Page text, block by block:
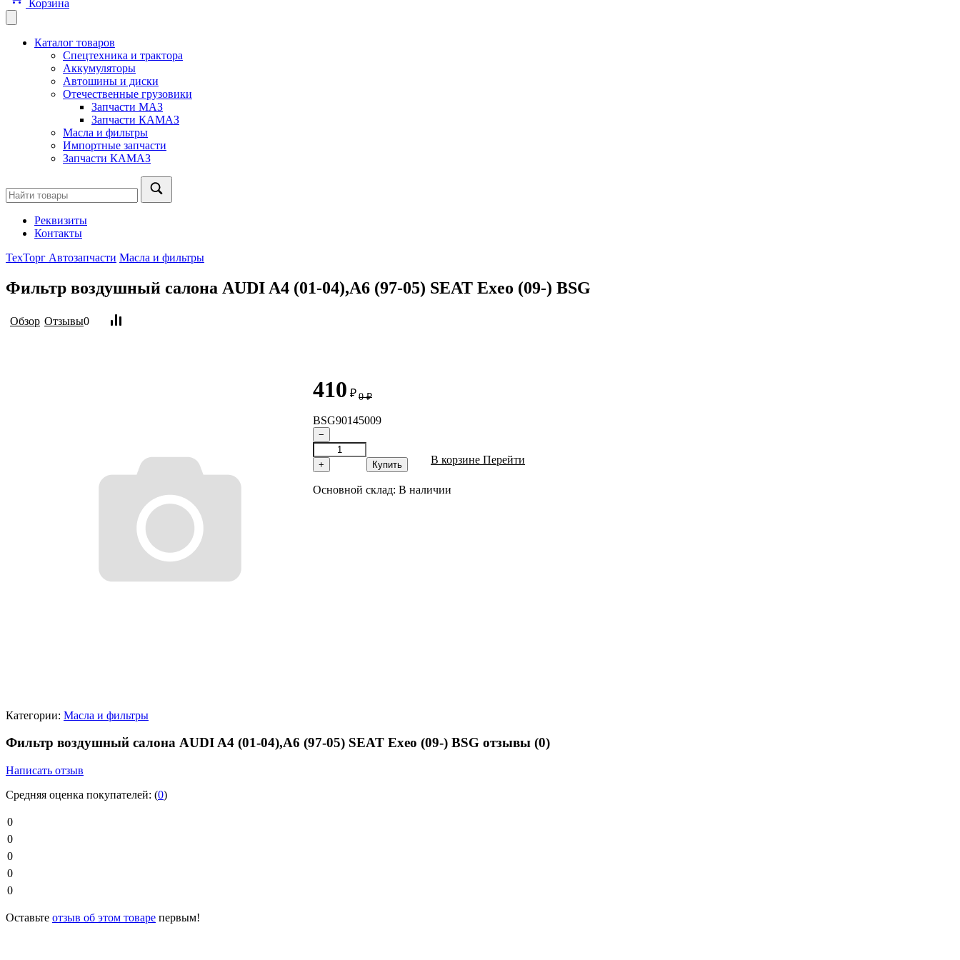
Корзина
Каталог товаров
Спецтехника и трактора
Аккумуляторы
Автошины и диски
Отечественные грузовики
Запчасти МАЗ
Запчасти КАМАЗ
Масла и фильтры
Импортные запчасти
Запчасти КАМАЗ
Реквизиты
Контакты
ТехТорг Автозапчасти Масла и фильтры
Фильтр воздушный салона AUDI A4 (01-04),A6 (97-05) SEAT Exeo (09-) BSG
Обзор Отзывы0
410 ₽ 0 ₽
BSG90145009
−
+ Купить В корзине Перейти
Основной склад: В наличии
Категории: Масла и фильтры
Фильтр воздушный салона AUDI A4 (01-04),A6 (97-05) SEAT Exeo (09-) BSG отзывы (0)
Написать отзыв
Средняя оценка покупателей: (0)
0
0
0
0
0
Оставьте отзыв об этом товаре первым!